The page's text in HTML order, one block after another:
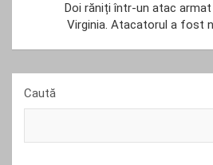
Doi răniți într-un atac
Virginia. Atacatorul a fost
Caută